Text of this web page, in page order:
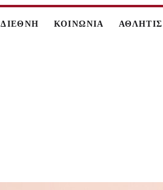
ΔΙΕΘΝΗ ΚΟΙΝΩΝΙΑ